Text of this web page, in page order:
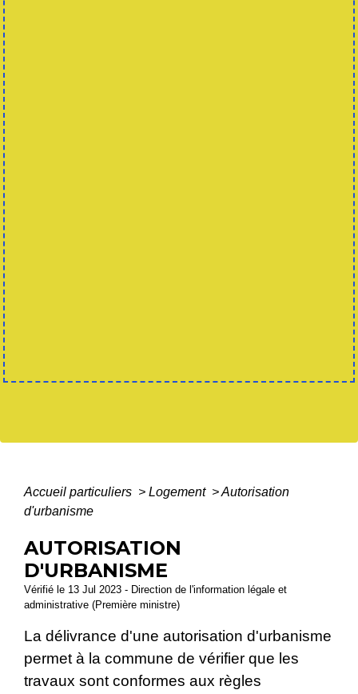
Accueil particuliers > Logement >Autorisation
d'urbanisme
AUTORISATION
D'URBANISME
Vérifié le 13 Jul 2023 - Direction de l'information légale et
administrative (Première ministre)
La délivrance d'une autorisation d'urbanisme
permet à la commune de vérifier que les
travaux sont conformes aux règles